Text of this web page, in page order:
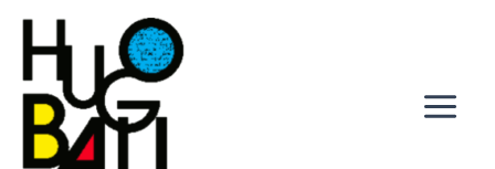
Zum
Inhalt